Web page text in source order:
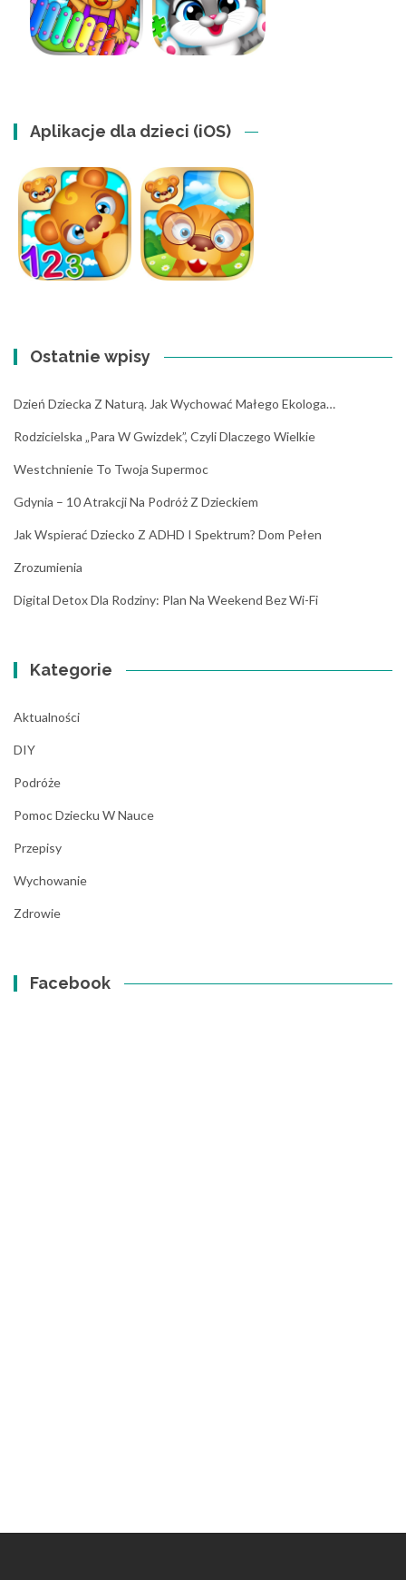
Aplikacje dla dzieci (iOS)
Ostatnie wpisy
Dzień Dziecka Z Naturą. Jak Wychować Małego Ekologa…
Rodzicielska „para W Gwizdek”, Czyli Dlaczego Wielkie
Westchnienie To Twoja Supermoc
Gdynia – 10 Atrakcji Na Podróż Z Dzieckiem
Jak Wspierać Dziecko Z ADHD I Spektrum? Dom Pełen
Zrozumienia
Digital Detox Dla Rodziny: Plan Na Weekend Bez Wi-Fi
Kategorie
Aktualności
DIY
Podróże
Pomoc Dziecku W Nauce
Przepisy
Wychowanie
Zdrowie
Facebook